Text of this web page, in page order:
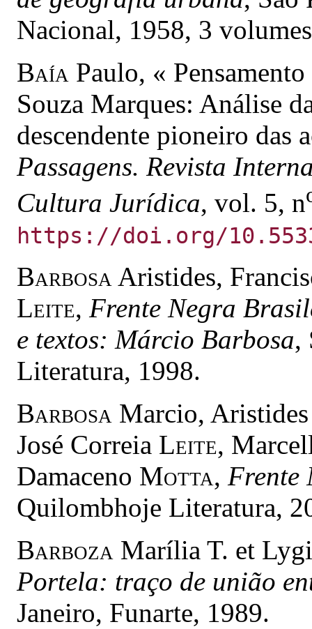
Nacional, 1958, 3
Baía Paulo, «
Souza Marques: Análise
descendente pioneiro das
Passagens. Revista
Cultura Jurídica, vol. 5, n
https://doi.org/
Barbosa Aristides,
Leite, Frente Negra
e textos: Márcio Barbosa,
Literatura, 1998.
Barbosa Marcio,
José Correia Leite,
Damaceno Motta, Frente
Quilombhoje Literatura,
Barboza Marília T. et
Portela: traço de união
Janeiro, Funarte, 1989.